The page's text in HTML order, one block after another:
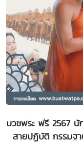
บวชพระ ฟรี 2567 นั
สายปฏิบัติ กรรมฐ